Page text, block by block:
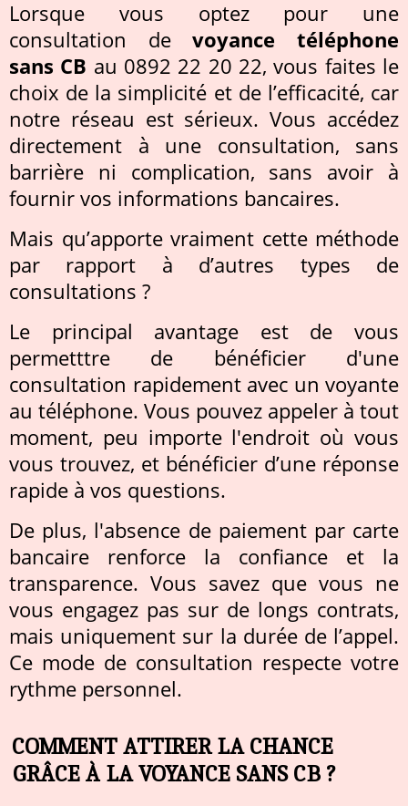
Lorsque vous optez pour une
consultation devoyance téléphone
sans CB au 0892 22 20 22, vous faites le
choix de la simplicité et de l’efficacité, car
notre réseau est sérieux. Vous accédez
directement à une consultation, sans
barrière ni complication, sans avoir à
fournir vos informations bancaires.
Mais qu’apporte vraiment cette méthode
par rapport à d’autres types de
consultations ?
Le principal avantage est de vous
permetttre de bénéficier d'une
consultation rapidement avec un voyante
au téléphone. Vous pouvez appeler à tout
moment, peu importe l'endroit où vous
vous trouvez, et bénéficier d’une réponse
rapide à vos questions.
De plus, l'absence de paiement par carte
bancaire renforce la confiance et la
transparence. Vous savez que vous ne
vous engagez pas sur de longs contrats,
mais uniquement sur la durée de l’appel.
Ce mode de consultation respecte votre
rythme personnel.
COMMENT ATTIRER LA CHANCE
GRÂCE À LA VOYANCE SANS CB ?